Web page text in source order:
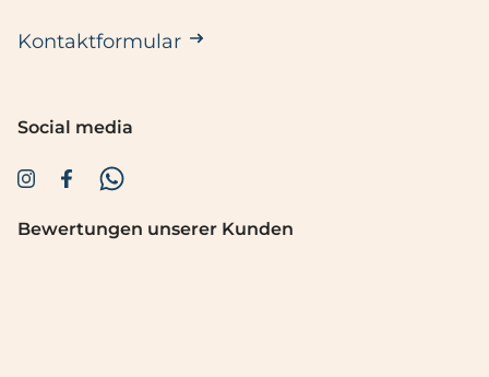
Kontaktformular
Social media
Bewertungen unserer Kunden